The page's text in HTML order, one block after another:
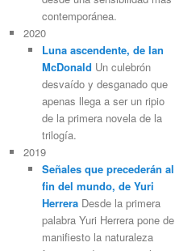
contemporánea.
2020
Luna ascendente, de Ian
McDonald Un culebrón
desvaído y desganado que
apenas llega a ser un ripio
de la primera novela de la
trilogía.
2019
Señales que precederán al
fin del mundo, de Yuri
HerreraDesde la primera
palabra Yuri Herrera pone de
manifiesto la naturaleza